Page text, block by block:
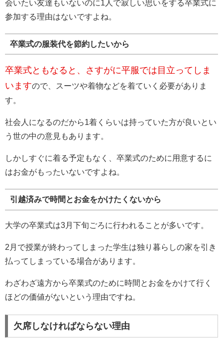
会いたい友達もいないのに1人で寂しい思いをする卒業式に
参加する理由はないですよね。
卒業式の服装代を節約したいから
卒業式ともなると、さすがに平服では目立ってしま
いますので、スーツや着物などを着ていく必要がありま
す。
社会人になるのだから1着くらいは持っていた方が良いとい
う世の中の意見もあります。
しかしすぐに着る予定もなく、卒業式のために用意するに
はお金がもったいないですよね。
引越済みで時間とお金をかけたくないから
大学の卒業式は3月下旬ごろに行われることが多いです。
2月で授業が終わってしまった学生は独り暮らしの家を引き
払ってしまっている場合があります。
わざわざ遠方から卒業式のために時間とお金をかけて行く
ほどの価値がないという理由ですね。
欠席しなければならない理由